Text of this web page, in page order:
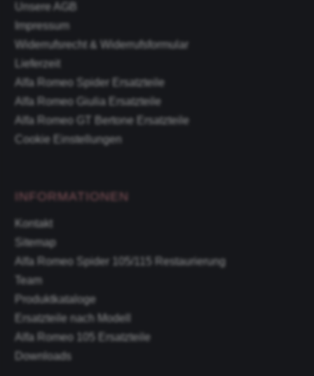
Unsere AGB
Impressum
Widerrufsrecht & Widerrufsformular
Lieferzeit
Alfa Romeo Spider Ersatzteile
Alfa Romeo Giulia Ersatzteile
Alfa Romeo GT Bertone Ersatzteile
Cookie Einstellungen
INFORMATIONEN
Kontakt
Sitemap
Alfa Romeo Spider 105/115 Restaurierung
Team
Produktkataloge
Ersatzteile nach Modell
Alfa Romeo 105 Ersatzteile
Downloads